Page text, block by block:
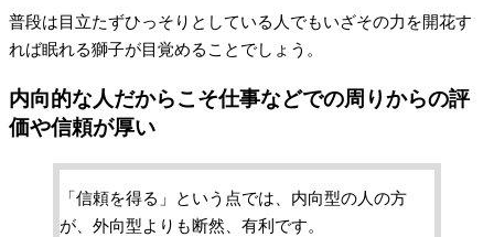
普段は目立たずひっそりとしている人でもいざその力を開花す
れば眠れる獅子が目覚めることでしょう。
内向的な人だからこそ仕事などでの周りからの評
価や信頼が厚い
「信頼を得る」という点では、内向型の人の方
が、外向型よりも断然、有利です。